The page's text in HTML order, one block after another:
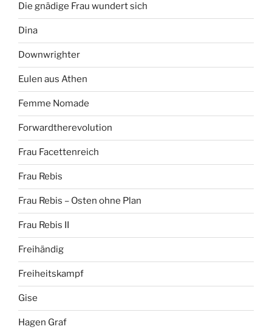
Die gnädige Frau wundert sich
Dina
Downwrighter
Eulen aus Athen
Femme Nomade
Forwardtherevolution
Frau Facettenreich
Frau Rebis
Frau Rebis – Osten ohne Plan
Frau Rebis II
Freihändig
Freiheitskampf
Gise
Hagen Graf